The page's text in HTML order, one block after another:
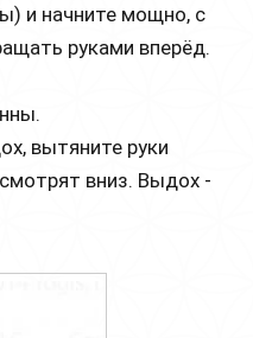
и начните мощно, с
руками вперёд.
вытяните руки
вниз. Выдох -